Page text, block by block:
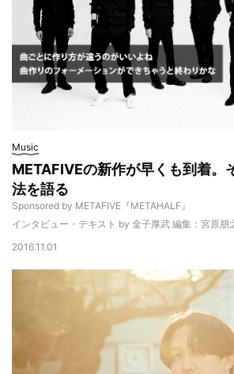
Music
METAFIVEの新作が早くも到着。
法を語る
Sponsored by METAFIVE『METAHALF』
インタビュー・テキスト by 金子厚武 編集：宮原朋
2016.11.01